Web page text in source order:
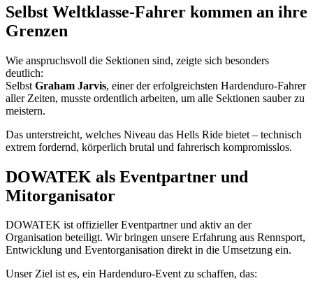
Selbst Weltklasse-Fahrer kommen an ihre
Grenzen
Wie anspruchsvoll die Sektionen sind, zeigte sich besonders
deutlich:
Selbst Graham Jarvis, einer der erfolgreichsten Hardenduro-Fahrer
aller Zeiten, musste ordentlich arbeiten, um alle Sektionen sauber zu
meistern.
Das unterstreicht, welches Niveau das Hells Ride bietet – technisch
extrem fordernd, körperlich brutal und fahrerisch kompromisslos.
DOWATEK als Eventpartner und
Mitorganisator
DOWATEK ist offizieller Eventpartner und aktiv an der
Organisation beteiligt. Wir bringen unsere Erfahrung aus Rennsport,
Entwicklung und Eventorganisation direkt in die Umsetzung ein.
Unser Ziel ist es, ein Hardenduro-Event zu schaffen, das: